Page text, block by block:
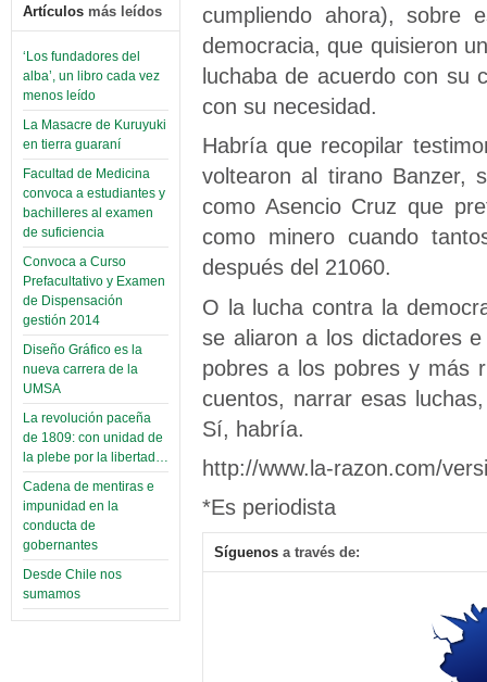
Artículos más leídos
‘Los fundadores del
alba’, un libro cada vez
menos leído
La Masacre de Kuruyuki
en tierra guaraní
Facultad de Medicina
convoca a estudiantes y
bachilleres al examen
de suficiencia
Convoca a Curso
Prefacultativo y Examen
de Dispensación
gestión 2014
Diseño Gráfico es la
nueva carrera de la
UMSA
La revolución paceña
de 1809: con unidad de
la plebe por la libertad…
Cadena de mentiras e
impunidad en la
conducta de
gobernantes
Desde Chile nos
sumamos
cumpliendo ahora), sobre
democracia, que quisieron
luchaba de acuerdo con su
con su necesidad.
Habría que recopilar
voltearon al tirano Banzer,
como Asencio Cruz que
como minero cuando
después del 21060.
O la lucha contra la
se aliaron a los dictadores
pobres a los pobres y más
cuentos, narrar esas
Sí, habría.
http://www.la-razon.com/
*Es periodista
Síguenos a través de: